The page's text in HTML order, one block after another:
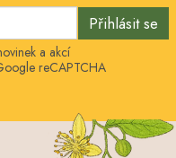
Přihlásit se
a akcí
reCAPTCHA